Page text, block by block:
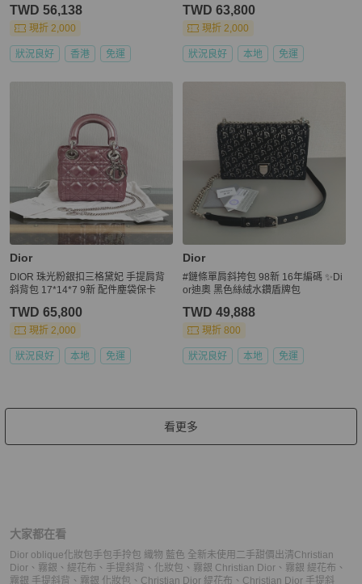
TWD 56,138
現折 2,000
狀況良好 香港 免運
TWD 63,800
現折 2,000
狀況良好 本地 免運
Dior
DIOR 珠光粉銀扣三格黛妃 手提肩背
斜背包 17*14*7 9新 配件塵袋保卡
TWD 65,800
現折 2,000
狀況良好 本地 免運
Dior
#鏈條單肩斜挎包 98新 16年編碼 ✨Di
or迪奧 黑色絲絨水鑽盾牌包
TWD 49,888
現折 800
狀況良好 本地 免運
看更多
大家都在看
Dior oblique化妝包手包手拎包 織物 藍色 全新未使用二手甜價出清Christian
Dior 、 霧銀 、 緹花布 、 手提斜背 、 化妝包 、 霧銀 Christian Dior 、 霧銀 緹花布 、
霧銀 手提斜背 、 霧銀 化妝包 、 Christian Dior 緹花布 、 Christian Dior 手提斜